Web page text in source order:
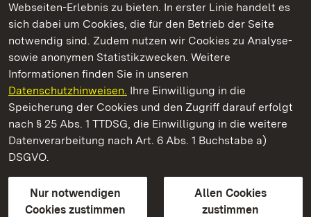
Webseiten-Erlebnis zu bieten. In erster Linie handelt es
sich dabei um Cookies, die für den Betrieb der Seite
notwendig sind. Zudem nutzen wir Cookies zu Analyse-
sowie anonymen Statistikzwecken. Weitere
Informationen finden Sie in unseren
Datenschutzhinweisen. Ihre Einwilligung in die
Speicherung der Cookies und den Zugriff darauf erfolgt
nach § 25 Abs. 1 TTDSG, die Einwilligung in die weitere
Datenverarbeitung nach Art. 6 Abs. 1 Buchstabe a)
DSGVO.
Nur notwendigen
Cookies zustimmen
Allen Cookies
zustimmen
Kommen. Staunen. Genießen.
Schloss Solitude
Staatliche Schlösser und Gärten Baden-Württemberg
Kontakt
GebärdenspracheLeichte Sprache
Erklärung zur Barrierefreiheit
BITV-konform (geprüfte Seiten)